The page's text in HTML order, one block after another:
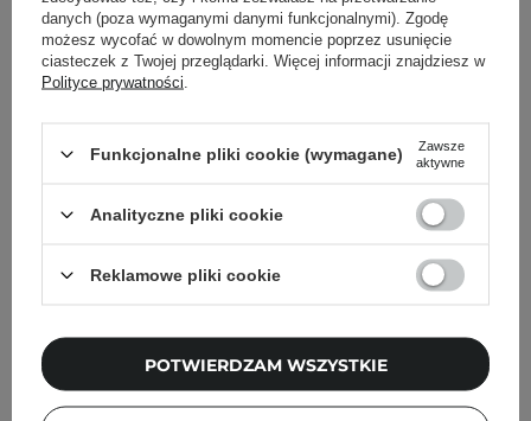
danych (poza wymaganymi danymi funkcjonalnymi). Zgodę
możesz wycofać w dowolnym momencie poprzez usunięcie
ciasteczek z Twojej przeglądarki. Więcej informacji znajdziesz w
Polityce prywatności
Funkcjonalne pliki cookie (wymagane)
Zawsze
aktywne
Analityczne pliki cookie
Reklamowe pliki cookie
POTWIERDZAM WSZYSTKIE